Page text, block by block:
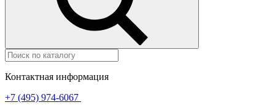
Контактная информация
+7 (495) 974-6067